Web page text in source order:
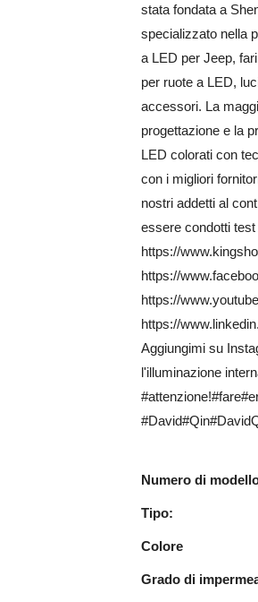
stata fondata a
specializzato nella
a LED per Jeep,
per ruote a LED,
accessori. La
progettazione e la
LED colorati con
con i migliori
nostri addetti al
essere condotti
https://
https://
https://
https://
Aggiungimi su
l'illuminazione
Numero di
Tipo:
Colore
Grado di